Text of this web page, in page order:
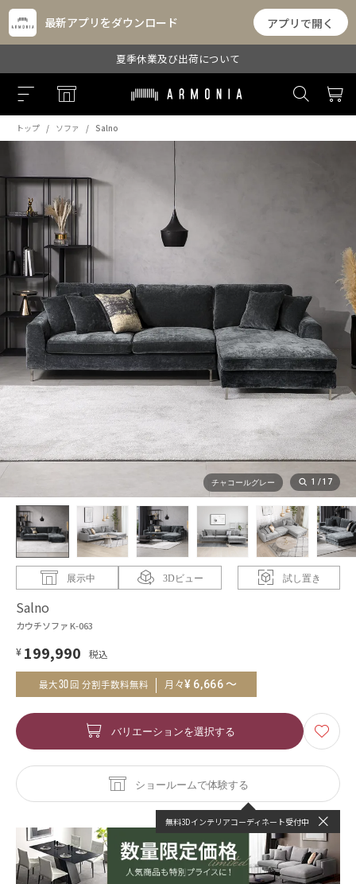
最新アプリをダウンロード アプリで開く
夏季休業及び出荷について
トップ ソファ Salno
チャコールグレー 1 /17
展示中 3Dビュー 試し置き
カウチソファ K-063
Salno
¥ 199,990
最大30 回 分割手数料無料 月々¥ 6,666～
バリエーションを選択する
ショールームで体験する
無料3Dインテリアコーディネート受付中